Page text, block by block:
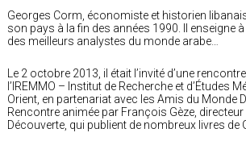
Georges Corm, économiste et historien
son pays à la fin des années 1990. Il enseigne à
des meilleurs analystes du monde arabe…
Le 2 octobre 2013, il était l’invité d’une
l’IREMMO – Institut de Recherche et d’Études
Orient, en partenariat avec les Amis du Monde
Rencontre animée par François Gèze,
Découverte, qui publient de nombreux livres de